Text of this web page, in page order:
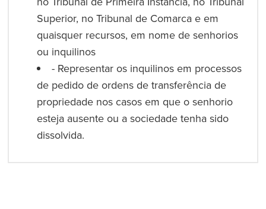
Superior, no Tribunal de Comarca e em
quaisquer recursos, em nome de senhorios
ou inquilinos
- Representar os inquilinos em processos
de pedido de ordens de transferência de
propriedade nos casos em que o senhorio
esteja ausente ou a sociedade tenha sido
dissolvida.